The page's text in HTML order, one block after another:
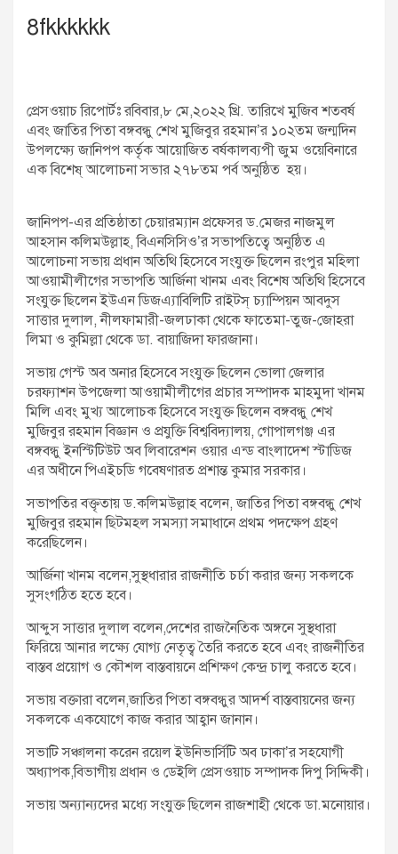
8fkkkkkk
প্রেসওয়াচ রিপোর্টঃ রবিবার,৮ মে,২০২২ খ্রি. তারিখে মুজিব শতবর্ষ
এবং জাতির পিতা বঙ্গবন্ধু শেখ মুজিবুর রহমান’র ১০২তম জন্মদিন
উপলক্ষ্যে জানিপপ কর্তৃক আয়োজিত বর্ষকালব্যপী জুম ওয়েবিনারে
এক বিশেষ্ আলোচনা সভার ২৭৮তম পর্ব অনুষ্ঠিত হয়।
জানিপপ-এর প্রতিষ্ঠাতা চেয়ারম্যান প্রফেসর ড.মেজর নাজমুল
আহসান কলিমউল্লাহ, বিএনসিসিও’র সভাপতিত্বে অনুষ্ঠিত এ
আলোচনা সভায় প্রধান অতিথি হিসেবে সংযুক্ত ছিলেন রংপুর মহিলা
আওয়ামীলীগের সভাপতি আর্জিনা খানম এবং বিশেষ অতিথি হিসেবে
সংযুক্ত ছিলেন ইউএন ডিজএ্যাবিলিটি রাইটস্ চ্যাম্পিয়ন আবদুস
সাত্তার দুলাল, নীলফামারী-জলঢাকা থেকে ফাতেমা-তুজ-জোহরা
লিমা ও কুমিল্লা থেকে ডা. বায়াজিদা ফারজানা।
সভায় গেস্ট অব অনার হিসেবে সংযুক্ত ছিলেন ভোলা জেলার
চরফ্যাশন উপজেলা আওয়ামীলীগের প্রচার সম্পাদক মাহমুদা খানম
মিলি এবং মুখ্য আলোচক হিসেবে সংযুক্ত ছিলেন বঙ্গবন্ধু শেখ
মুজিবুর রহমান বিজ্ঞান ও প্রযুক্তি বিশ্ববিদ্যালয়, গোপালগঞ্জ এর
বঙ্গবন্ধু ইনস্টিটিউট অব লিবারেশন ওয়ার এন্ড বাংলাদেশ স্টাডিজ
এর অধীনে পিএইচডি গবেষণারত প্রশান্ত কুমার সরকার।
সভাপতির বক্তৃতায় ড.কলিমউল্লাহ বলেন, জাতির পিতা বঙ্গবন্ধু শেখ
মুজিবুর রহমান ছিটমহল সমস্যা সমাধানে প্রথম পদক্ষেপ গ্রহণ
করেছিলেন।
আর্জিনা খানম বলেন,সুস্থধারার রাজনীতি চর্চা করার জন্য সকলকে
সুসংগঠিত হতে হবে।
আব্দুস সাত্তার দুলাল বলেন,দেশের রাজনৈতিক অঙ্গনে সুস্থধারা
ফিরিয়ে আনার লক্ষ্যে যোগ্য নেতৃত্ব তৈরি করতে হবে এবং রাজনীতির
বাস্তব প্রয়োগ ও কৌশল বাস্তবায়নে প্রশিক্ষণ কেন্দ্র চালু করতে হবে।
সভায় বক্তারা বলেন,জাতির পিতা বঙ্গবন্ধুর আদর্শ বাস্তবায়নের জন্য
সকলকে একযোগে কাজ করার আহ্বান জানান।
সভাটি সঞ্চালনা করেন রয়েল ইউনিভার্সিটি অব ঢাকা’র সহযোগী
অধ্যাপক,বিভাগীয় প্রধান ও ডেইলি প্রেসওয়াচ সম্পাদক দিপু সিদ্দিকী।
সভায় অন্যান্যদের মধ্যে সংযুক্ত ছিলেন রাজশাহী থেকে ডা.মনোয়ার।